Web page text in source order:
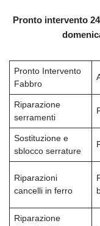
Pronto intervento
Pronto Intervento
Fabbro
Riparazione
serramenti
Sostituzione e
sblocco serrature
Riparazioni
cancelli in ferro
Riparazione